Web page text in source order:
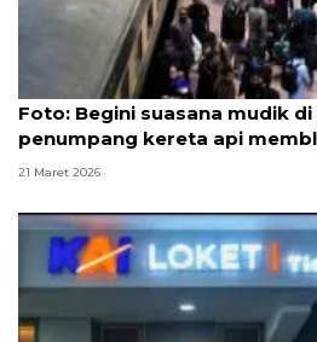
Foto: Begini suasana mudik
penumpang kereta api
21 Maret 2026